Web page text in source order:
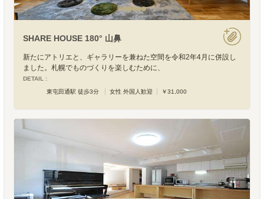
SHARE HOUSE 180° 山鼻
新たにアトリエと、ギャラリーを兼ねた空間を令和2年4月に併設し
ました。札幌でものづくりを楽しむために、
DETAIL :
東屯田通駅 徒歩3分
女性 外国人歓迎 ￥31,000